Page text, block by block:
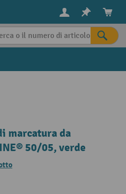
marcatura da
50/05, verde